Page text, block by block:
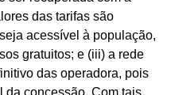
das tarifas são
acessível à população,
gratuitos; e (iii) a rede
das operadora, pois